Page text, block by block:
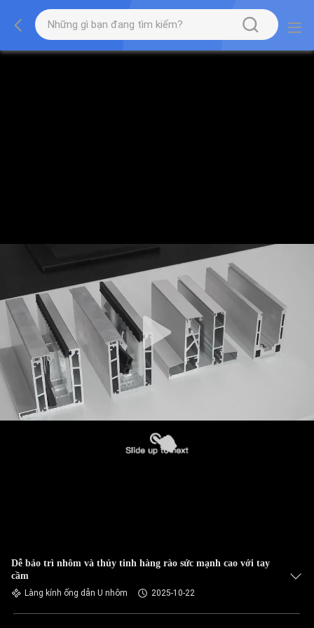
Dễ bảo trì nhôm và thủy tinh hàng rào sức mạnh cao với tay
cầm
Làng kính ống dẫn U nhôm 2025-10-22